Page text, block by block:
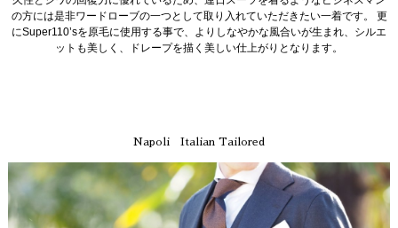
の方には是非ワードローブの一つとして取り入れていただきたい一着です。 更
にSuper110’sを原毛に使用する事で、よりしなやかな風合いが生まれ、シルエ
ットも美しく、ドレープを描く美しい仕上がりとなります。
Napoli Italian Tailored